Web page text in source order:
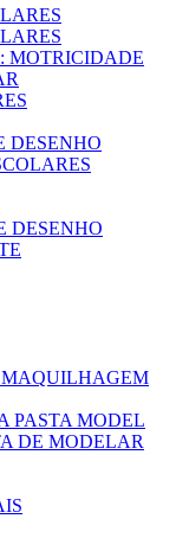
MOTRICIDADE
DESENHO
DESENHO
MAQUILHAGEM
PASTA MODEL
DE MODELAR